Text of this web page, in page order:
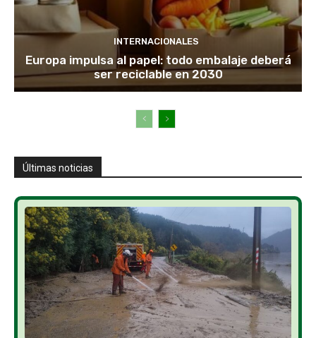
INTERNACIONALES
Europa impulsa al papel: todo embalaje deberá
ser reciclable en 2030
Últimas noticias